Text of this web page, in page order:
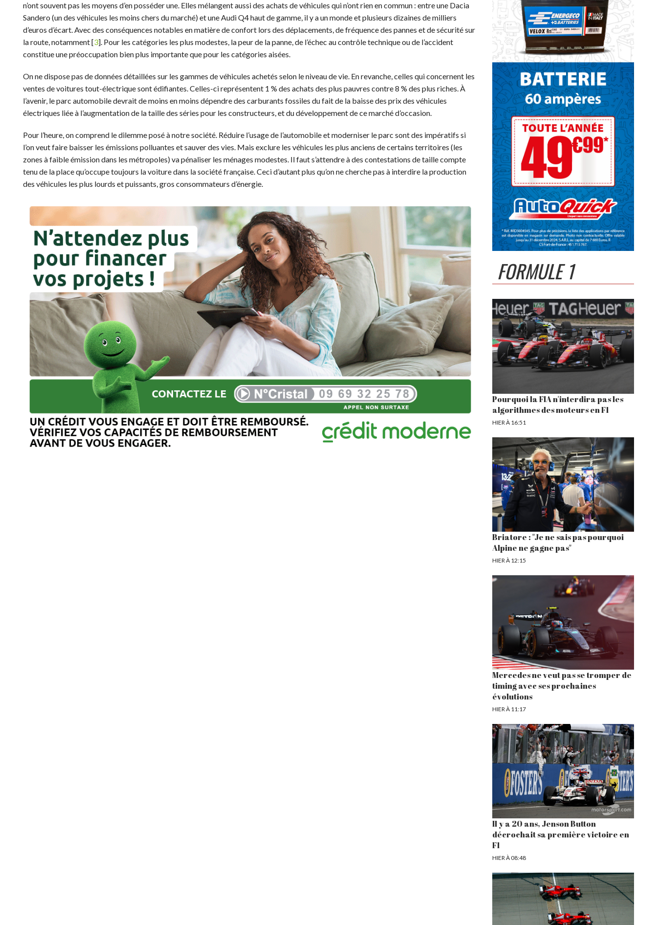
n’ont souvent pas les moyens d’en posséder une. Elles mélangent aussi des achats de véhicules qui n’ont rien en commun : entre une Dacia
Sandero (un des véhicules les moins chers du marché) et une Audi Q4 haut de gamme, il y a un monde et plusieurs dizaines de milliers
d’euros d’écart. Avec des conséquences notables en matière de confort lors des déplacements, de fréquence des pannes et de sécurité sur
la route, notamment [3]. Pour les catégories les plus modestes, la peur de la panne, de l’échec au contrôle technique ou de l’accident
constitue une préoccupation bien plus importante que pour les catégories aisées.
On ne dispose pas de données détaillées sur les gammes de véhicules achetés selon le niveau de vie. En revanche, celles qui concernent les
ventes de voitures tout-électrique sont édifiantes. Celles-ci représentent 1 % des achats des plus pauvres contre 8 % des plus riches. À
l’avenir, le parc automobile devrait de moins en moins dépendre des carburants fossiles du fait de la baisse des prix des véhicules
électriques liée à l’augmentation de la taille des séries pour les constructeurs, et du développement de ce marché d’occasion.
Pour l’heure, on comprend le dilemme posé à notre société. Réduire l’usage de l’automobile et moderniser le parc sont des impératifs si
l’on veut faire baisser les émissions polluantes et sauver des vies. Mais exclure les véhicules les plus anciens de certains territoires (les
zones à faible émission dans les métropoles) va pénaliser les ménages modestes. Il faut s’attendre à des contestations de taille compte
tenu de la place qu’occupe toujours la voiture dans la société française. Ceci d’autant plus qu’on ne cherche pas à interdire la production
des véhicules les plus lourds et puissants, gros consommateurs d’énergie.
FORMULE 1
Pourquoi la FIA n'interdira pas les
algorithmes des moteurs en F1
HIER À 16:51
Briatore : "Je ne sais pas pourquoi
Alpine ne gagne pas"
HIER À 12:15
Mercedes ne veut pas se tromper de
timing avec ses prochaines
évolutions
HIER À 11:17
Il y a 20 ans, Jenson Button
décrochait sa première victoire en
F1
HIER À 08:48